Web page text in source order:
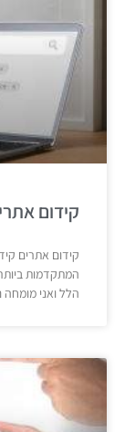
קידום
קידום אתרים
המתקדמות
הלל ואני מומחה